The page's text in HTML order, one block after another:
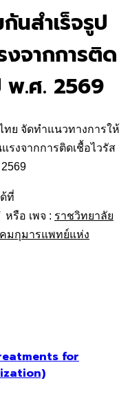
นสำเร็จรูป
จากการติด
พ.ศ. 2569
ทย จัดทำแนวทางการให้
รงจากการติดเชื้อไวรัส
ที่
หรือ เพจ : ราชวิทยาลัย
มกุมารแพทย์แห่ง
for